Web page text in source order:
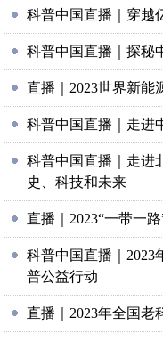
科普中国直播｜穿越
科普中国直播｜探秘
直播｜2023世界新能
科普中国直播｜走进
科普中国直播｜走进
史、科技和未来
直播｜2023“一带一
科普中国直播｜2023
普公益行动
直播｜2023年全国老